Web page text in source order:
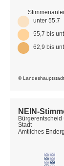
©
unter 55,7
55,7 bis
62,9 bis
NEIN-
Stadt
Amtliches